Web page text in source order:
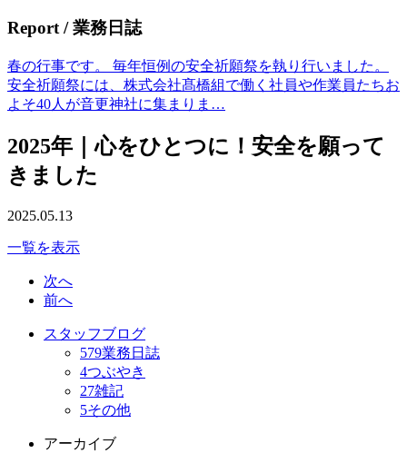
Report / 業務日誌
春の行事です。 毎年恒例の安全祈願祭を執り行いました。
安全祈願祭には、株式会社髙橋組で働く社員や作業員たちお
よそ40人が音更神社に集まりま…
2025年｜心をひとつに！安全を願って
きました
2025.05.13
一覧を表示
次へ
前へ
スタッフブログ
579業務日誌
4つぶやき
27雑記
5その他
アーカイブ